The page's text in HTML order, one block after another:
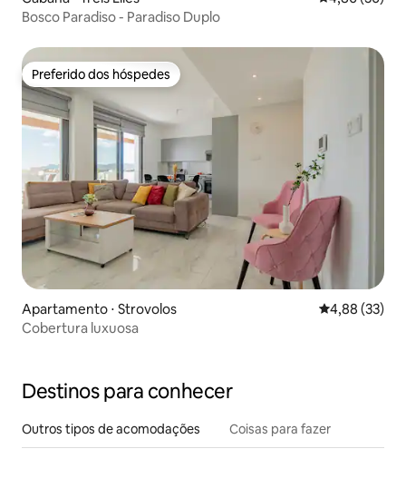
Bosco Paradiso - Paradiso Duplo
Preferido dos hóspedes
Preferido dos hóspedes
Apartamento ⋅ Strovolos 4,88 de uma
4,88 (33)
Cobertura luxuosa
Destinos para conhecer
Outros tipos de acomodações Coisas para fazer